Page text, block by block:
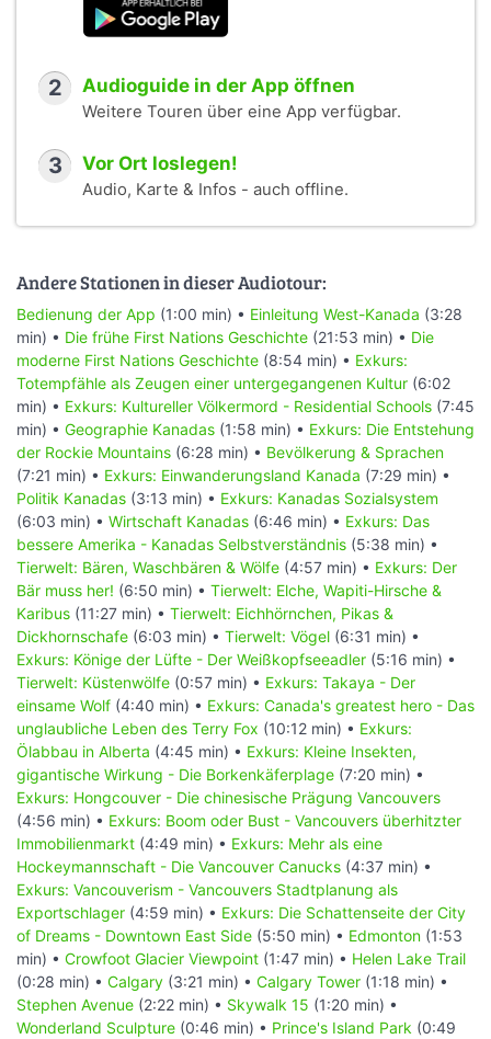
2 Audioguide in der App öffnen
Weitere Touren über eine App verfügbar.
3 Vor Ort loslegen!
Audio, Karte & Infos - auch offline.
Andere Stationen in dieser Audiotour:
Bedienung der App (1:00 min) • Einleitung West-Kanada (3:28
min) • Die frühe First Nations Geschichte (21:53 min) • Die
moderne First Nations Geschichte (8:54 min) • Exkurs:
Totempfähle als Zeugen einer untergegangenen Kultur (6:02
min) • Exkurs: Kultureller Völkermord - Residential Schools (7:45
min) • Geographie Kanadas (1:58 min) • Exkurs: Die Entstehung
der Rockie Mountains (6:28 min) • Bevölkerung & Sprachen
(7:21 min) • Exkurs: Einwanderungsland Kanada (7:29 min) •
Politik Kanadas (3:13 min) • Exkurs: Kanadas Sozialsystem
(6:03 min) • Wirtschaft Kanadas (6:46 min) • Exkurs: Das
bessere Amerika - Kanadas Selbstverständnis (5:38 min) •
Tierwelt: Bären, Waschbären & Wölfe (4:57 min) • Exkurs: Der
Bär muss her! (6:50 min) • Tierwelt: Elche, Wapiti-Hirsche &
Karibus (11:27 min) • Tierwelt: Eichhörnchen, Pikas &
Dickhornschafe (6:03 min) • Tierwelt: Vögel (6:31 min) •
Exkurs: Könige der Lüfte - Der Weißkopfseeadler (5:16 min) •
Tierwelt: Küstenwölfe (0:57 min) • Exkurs: Takaya - Der
einsame Wolf (4:40 min) • Exkurs: Canada's greatest hero - Das
unglaubliche Leben des Terry Fox (10:12 min) • Exkurs:
Ölabbau in Alberta (4:45 min) • Exkurs: Kleine Insekten,
gigantische Wirkung - Die Borkenkäferplage (7:20 min) •
Exkurs: Hongcouver - Die chinesische Prägung Vancouvers
(4:56 min) • Exkurs: Boom oder Bust - Vancouvers überhitzter
Immobilienmarkt (4:49 min) • Exkurs: Mehr als eine
Hockeymannschaft - Die Vancouver Canucks (4:37 min) •
Exkurs: Vancouverism - Vancouvers Stadtplanung als
Exportschlager (4:59 min) • Exkurs: Die Schattenseite der City
of Dreams - Downtown East Side (5:50 min) • Edmonton (1:53
min) • Crowfoot Glacier Viewpoint (1:47 min) • Helen Lake Trail
(0:28 min) • Calgary (3:21 min) • Calgary Tower (1:18 min) •
Stephen Avenue (2:22 min) • Skywalk 15 (1:20 min) •
Wonderland Sculpture (0:46 min) • Prince's Island Park (0:49